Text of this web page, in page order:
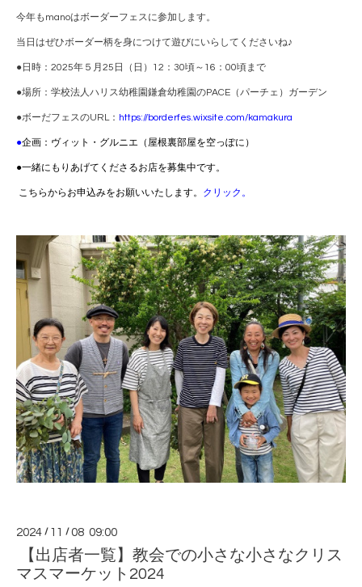
今年もmanoはボーダーフェスに参加します。
当日はぜひボーダー柄を身につけて遊びにいらしてくださいね♪
●日時：2025年５月25日（日）12：30頃～16：00頃まで
●場所：学校法人ハリス幼稚園鎌倉幼稚園のPACE（パーチェ）ガーデン
●ボーだフェスのURL： https://borderfes.wixsite.com/kamakura
●企画：ヴィット・グルニエ（屋根裏部屋を空っぽに）
●一緒にもりあげてくださるお店を募集中です。
こちらからお申込みをお願いいたします。 クリック。
2024 / 11 /08 09:00
【出店者一覧】教会での小さな小さなクリス
マスマーケット2024